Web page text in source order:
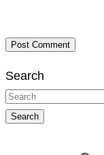
Search
Search